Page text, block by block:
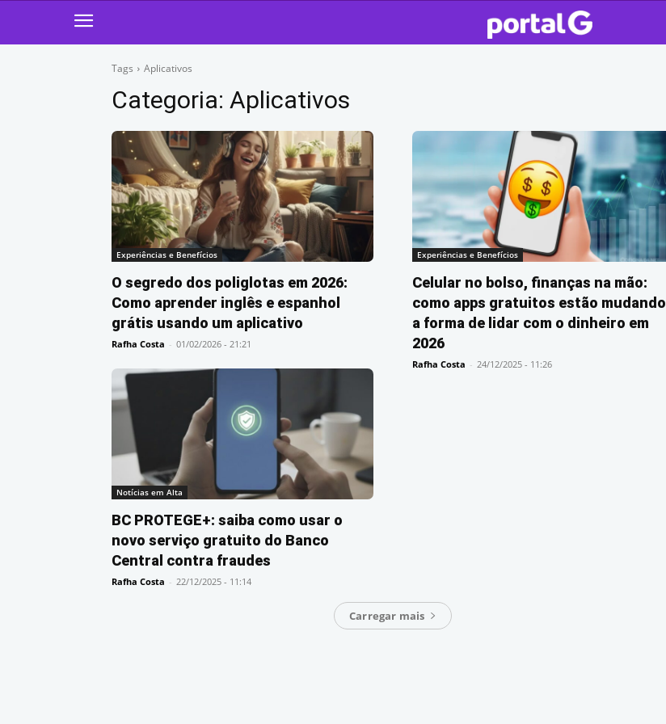
Tags Aplicativos
Categoria: Aplicativos
Experiências e Benefícios
O segredo dos poliglotas em 2026:
Como aprender inglês e espanhol
grátis usando um aplicativo
Rafha Costa - 01/02/2026 - 21:21
Experiências e Benefícios
Celular no bolso, finanças na mão:
como apps gratuitos estão mudando
a forma de lidar com o dinheiro em
2026
Rafha Costa - 24/12/2025 - 11:26
Notícias em Alta
BC PROTEGE+: saiba como usar o
novo serviço gratuito do Banco
Central contra fraudes
Rafha Costa - 22/12/2025 - 11:14
Carregar mais